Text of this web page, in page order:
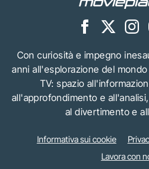
Con curiosità e impegno
anni all'esplorazione del
TV: spazio
all'approfondimento e
al divertimento e
Informativa sui cookie
Lavora con